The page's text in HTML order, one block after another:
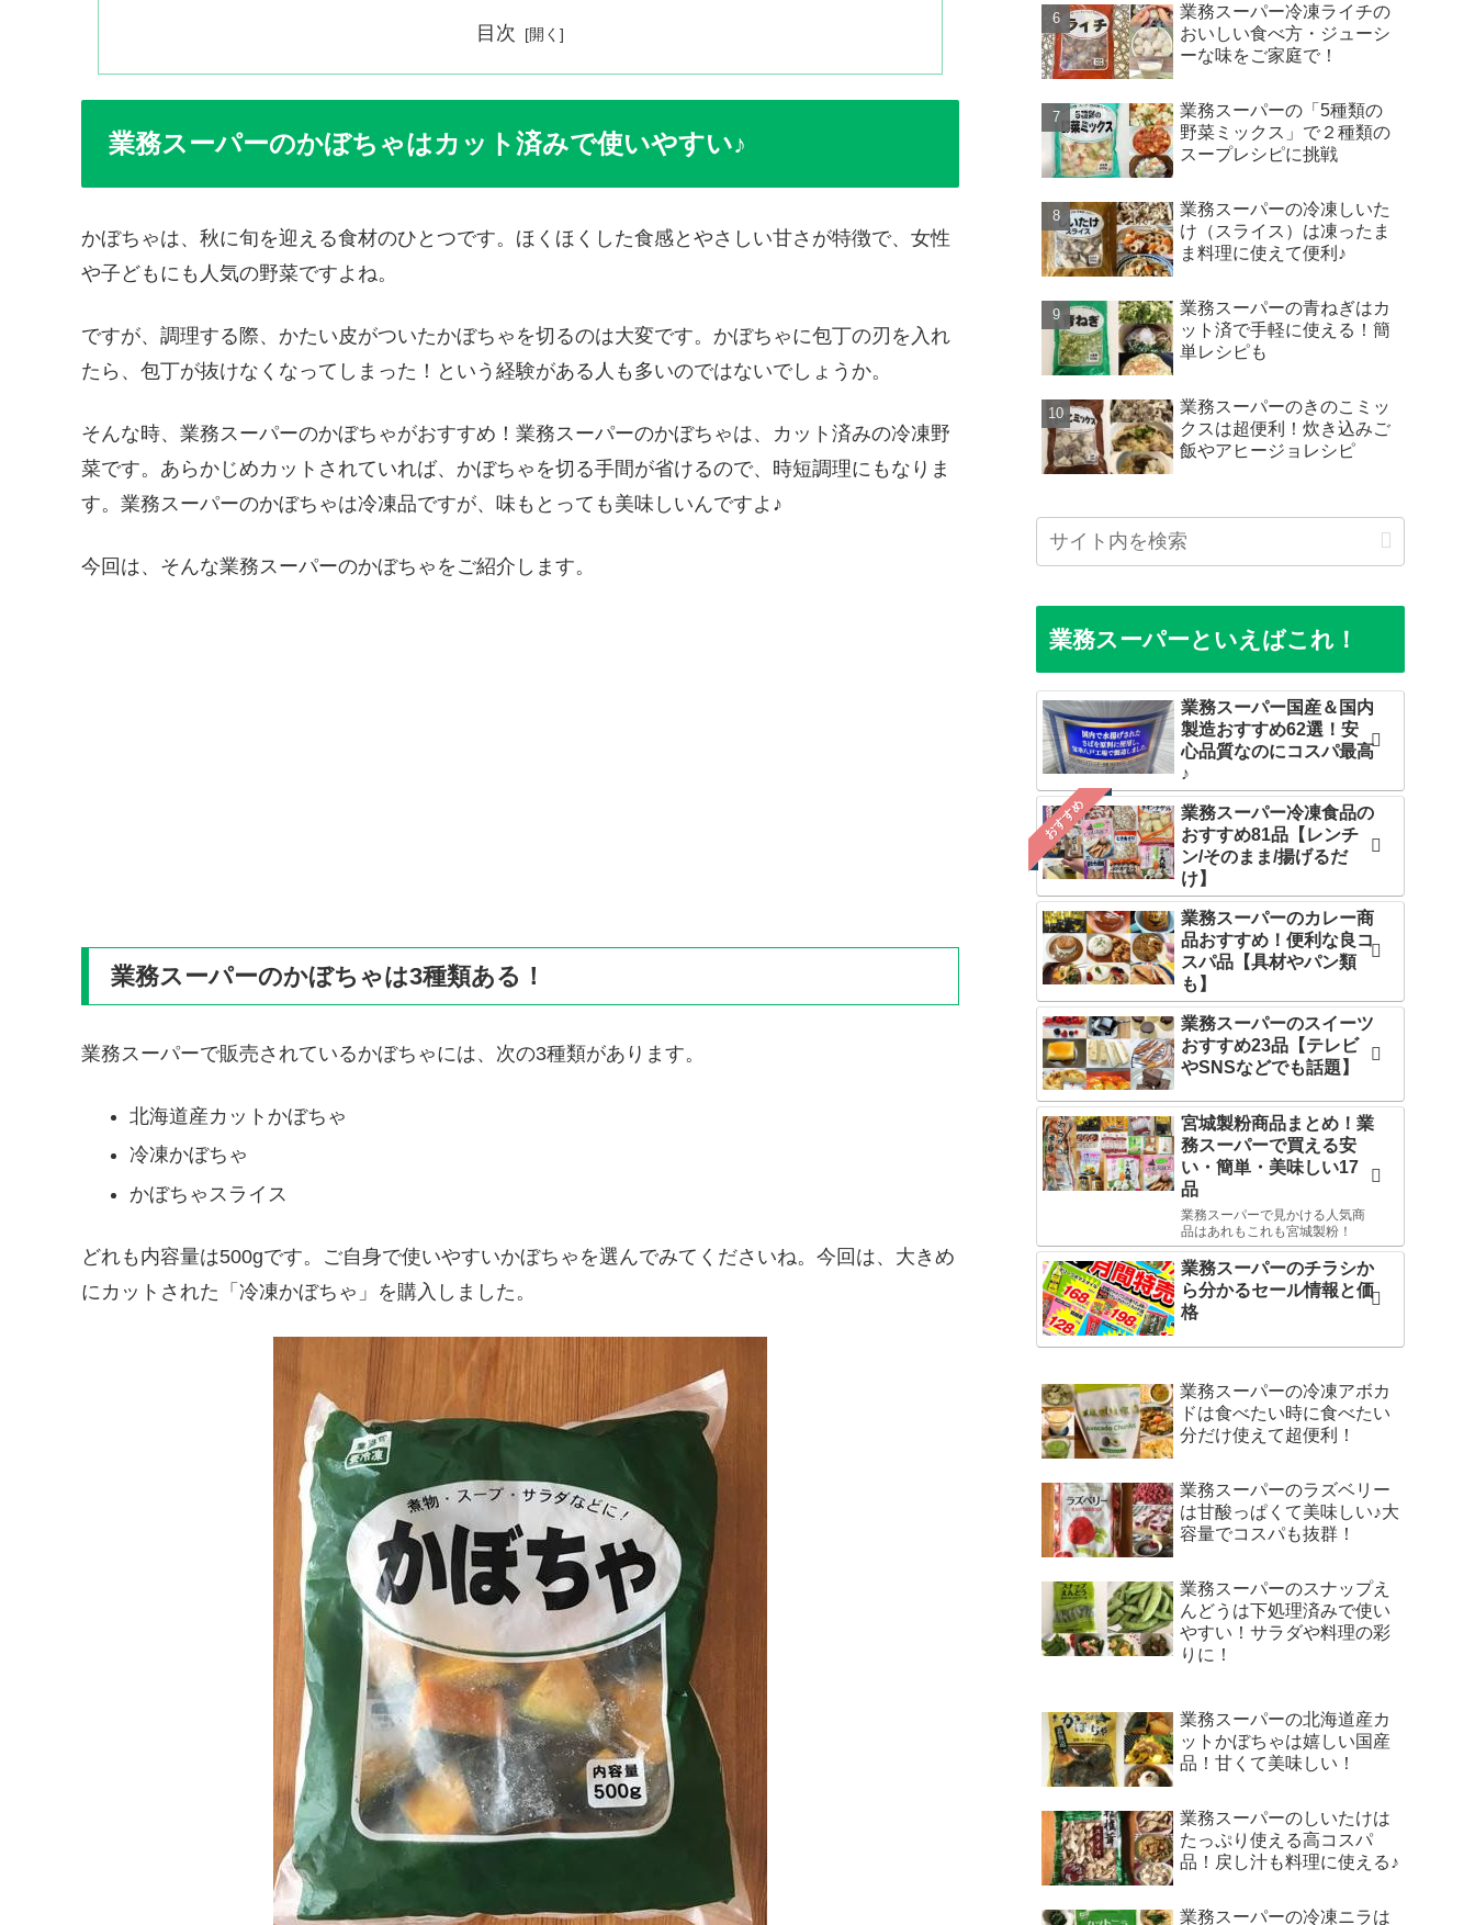
目次
業務スーパーのかぼちゃはカット済みで使いやすい♪
かぼちゃは、秋に旬を迎える食材のひとつです。ほくほくした食感とやさしい甘さが特徴で、女性
や子どもにも人気の野菜ですよね。
ですが、調理する際、かたい皮がついたかぼちゃを切るのは大変です。かぼちゃに包丁の刃を入れ
たら、包丁が抜けなくなってしまった！という経験がある人も多いのではないでしょうか。
そんな時、業務スーパーのかぼちゃがおすすめ！業務スーパーのかぼちゃは、カット済みの冷凍野
菜です。あらかじめカットされていれば、かぼちゃを切る手間が省けるので、時短調理にもなりま
す。業務スーパーのかぼちゃは冷凍品ですが、味もとっても美味しいんですよ♪
今回は、そんな業務スーパーのかぼちゃをご紹介します。
業務スーパーのかぼちゃは3種類ある！
業務スーパーで販売されているかぼちゃには、次の3種類があります。
北海道産カットかぼちゃ
冷凍かぼちゃ
かぼちゃスライス
どれも内容量は500gです。ご自身で使いやすいかぼちゃを選んでみてくださいね。今回は、大きめ
にカットされた「冷凍かぼちゃ」を購入しました。
業務スーパー冷凍ライチの
おいしい食べ方・ジューシ
ーな味をご家庭で！
業務スーパーの「5種類の
野菜ミックス」で２種類の
スープレシピに挑戦
業務スーパーの冷凍しいた
け（スライス）は凍ったま
ま料理に使えて便利♪
業務スーパーの青ねぎはカ
ット済で手軽に使える！簡
単レシピも
業務スーパーのきのこミッ
クスは超便利！炊き込みご
飯やアヒージョレシピ
業務スーパーといえばこれ！
業務スーパー国産＆国内
製造おすすめ62選！安
心品質なのにコスパ最高
♪
おすすめ
業務スーパー冷凍食品の
おすすめ81品【レンチ
ン/そのまま/揚げるだ
け】
業務スーパーのカレー商
品おすすめ！便利な良コ
スパ品【具材やパン類
も】
業務スーパーのスイーツ
おすすめ23品【テレビ
やSNSなどでも話題】
宮城製粉商品まとめ！業
務スーパーで買える安
い・簡単・美味しい17
品
業務スーパーで見かける人気商
品はあれもこれも宮城製粉！
業務スーパーのチラシか
ら分かるセール情報と価
格
業務スーパーの冷凍アボカ
ドは食べたい時に食べたい
分だけ使えて超便利！
業務スーパーのラズベリー
は甘酸っぱくて美味しい♪大
容量でコスパも抜群！
業務スーパーのスナップえ
んどうは下処理済みで使い
やすい！サラダや料理の彩
りに！
業務スーパーの北海道産カ
ットかぼちゃは嬉しい国産
品！甘くて美味しい！
業務スーパーのしいたけは
たっぷり使える高コスパ
品！戻し汁も料理に使える♪
業務スーパーの冷凍ニラは